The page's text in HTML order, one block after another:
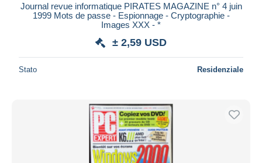
Journal revue informatique PIRATES MAGAZINE n° 4 juin
1999 Mots de passe - Espionnage - Cryptographie -
Images XXX - *
± 2,59 USD
Stato Residenziale